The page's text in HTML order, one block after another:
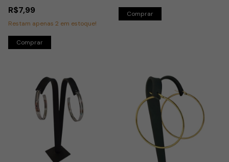
R$7,99
Restam apenas 2 em estoque!
Comprar